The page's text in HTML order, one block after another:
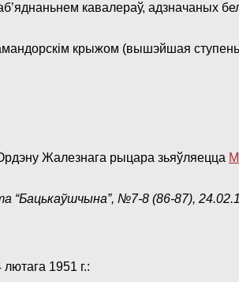
кавалераў, адзначаных
крыжом (вышэйшая
Жалезнага рыцара зьяўляецца
“Бацькаўшчына”, №7-8 (86-87),
1951 г.: